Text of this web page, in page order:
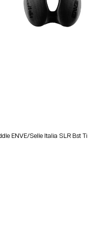
ENVE/Selle Italia SLR Bst Ti